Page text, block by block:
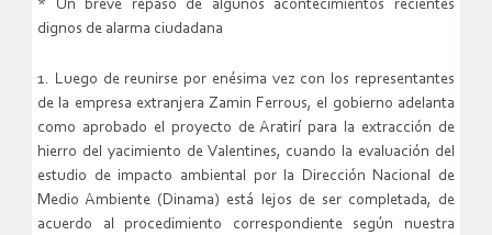
* Un breve repaso de algunos acontecimientos recientes
dignos de alarma ciudadana
1. Luego de reunirse por enésima vez con los representantes
de la empresa extranjera Zamin Ferrous, el gobierno adelanta
como aprobado el proyecto de Aratirí para la extracción de
hierro del yacimiento de Valentines, cuando la evaluación del
estudio de impacto ambiental por la Dirección Nacional de
Medio Ambiente (Dinama) está lejos de ser completada, de
acuerdo al procedimiento correspondiente según nuestra